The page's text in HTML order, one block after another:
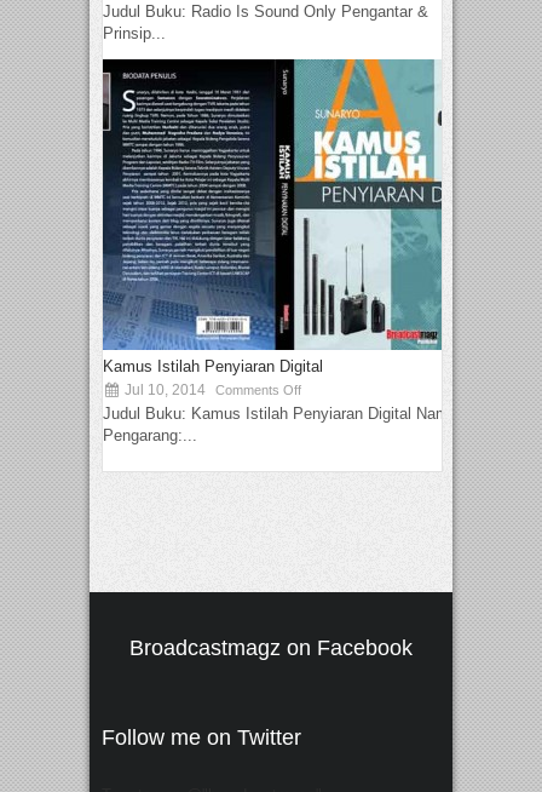
Judul Buku: Radio Is Sound Only Pengantar &
Prinsip...
Kamus Istilah Penyiaran Digital
Jul 10, 2014 Comments Off
Judul Buku: Kamus Istilah Penyiaran Digital Nama
Pengarang:...
Broadcastmagz on Facebook
Follow me on Twitter